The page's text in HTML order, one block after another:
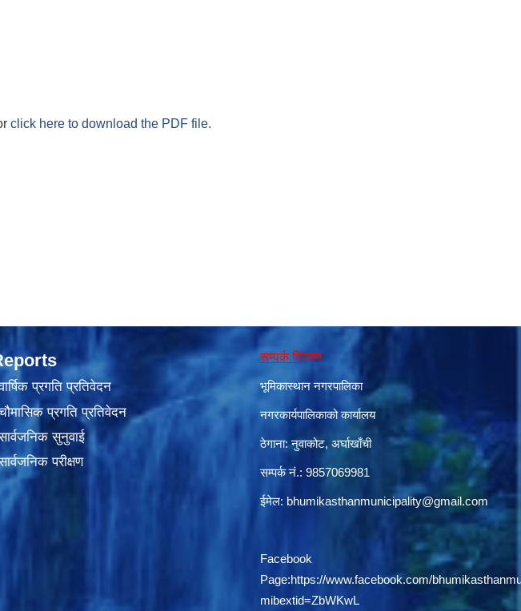
click here to download the PDF file.
प्रगति प्रतिवेदन
प्रगति प्रतिवेदन
सुनुवाई
परीक्षण
सम्पर्क विवरण
भूमिकास्थान नगरपालिका
नगरकार्यपालिकाको कार्यालय
ठेगाना: नुवाकोट, अर्घाखाँची
सम्पर्क नं.: 9857069981
ईमेल: bhumikasthanmunicipality@gmail.com
Facebook
Page:https://www.facebook.com/
mibextid=ZbWKwL